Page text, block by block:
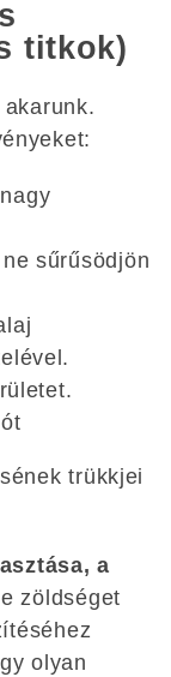
titkok)
sűrűsödjön
trükkjei
a
zöldséget
olyan